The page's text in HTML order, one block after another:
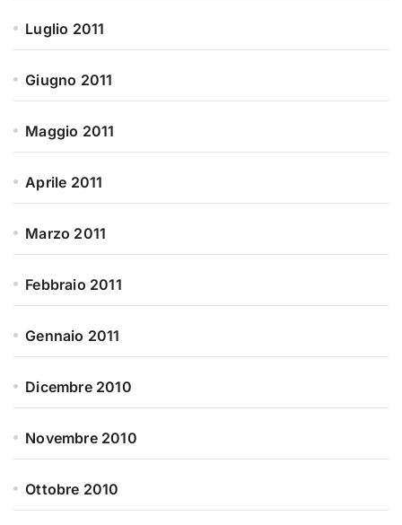
Luglio 2011
Giugno 2011
Maggio 2011
Aprile 2011
Marzo 2011
Febbraio 2011
Gennaio 2011
Dicembre 2010
Novembre 2010
Ottobre 2010